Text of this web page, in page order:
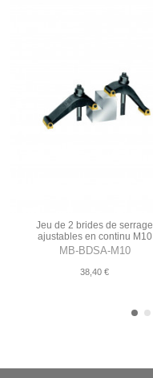
Jeu de 2 brides de serrage
ajustables en continu M10
MB-BDSA-M10
38,40 €